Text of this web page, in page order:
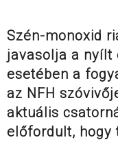
Szén-monoxid
javasolja a nyílt
esetében a
az NFH
aktuális
előfordult, hogy